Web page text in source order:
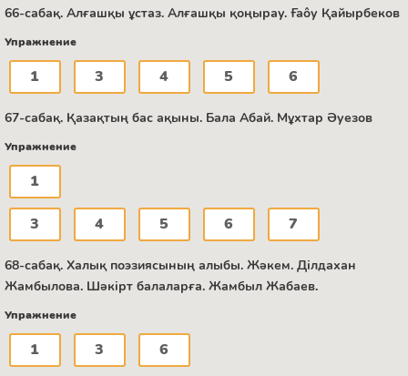
66-сабақ. Алғашқы ұстаз. Алғашқы қоңырау. Ғаôу Қайырбеков
Упражнение
1 3 4 5 6
67-сабақ. Қазақтың бас ақыны. Бала Абай. Мұхтар Әуезов
Упражнение
1
3 4 5 6 7
68-сабақ. Халық поэзиясының алыбы. Жәкем. Ділдахан
Жамбылова. Шәкірт балаларға. Жамбыл Жабаев.
Упражнение
1 3 6